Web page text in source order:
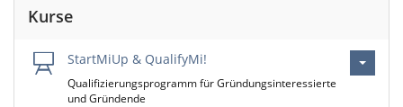
Kurse
StartMiUp & QualifyMi!
Qualifizierungsprogramm für Gründungsinteressierte
und Gründende